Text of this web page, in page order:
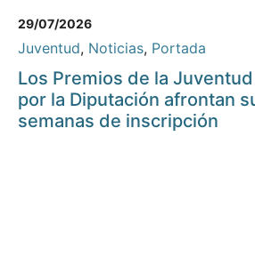
29/07/2026
Juventud, Noticias, Portada
Los Premios de la
por la Diputación afrontan
semanas de inscripción